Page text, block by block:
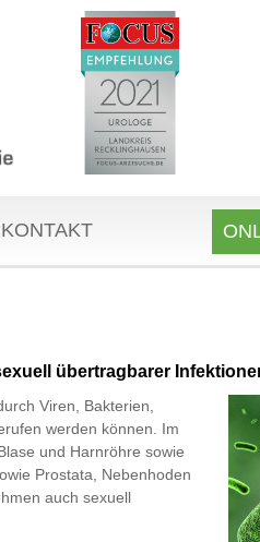
KONTAKT
übertragbarer
Viren, Bakterien,
werden können. Im
und Harnröhre sowie
Prostata, Nebenhoden
auch sexuell